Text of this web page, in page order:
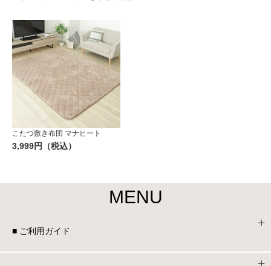
こたつ敷き布団 マナヒート
3,999円（税込）
MENU
■ ご利用ガイド